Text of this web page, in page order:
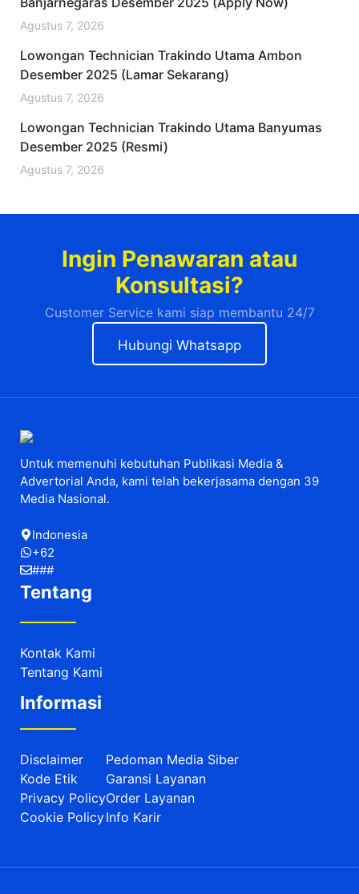
Agustus 7, 2026
Lowongan Technician Trakindo Utama Ambon
Desember 2025 (Lamar Sekarang)
Agustus 7, 2026
Lowongan Technician Trakindo Utama Banyumas
Desember 2025 (Resmi)
Agustus 7, 2026
Ingin Penawaran atau
Konsultasi?
Customer Service kami siap membantu 24/7
Hubungi Whatsapp
Untuk memenuhi kebutuhan Publikasi Media &
Advertorial Anda, kami telah bekerjasama dengan 39
Media Nasional.
Indonesia
+62
###
Tentang
Kontak Kami
Tentang Kami
Informasi
Disclaimer
Kode Etik
Privacy Policy
Cookie Policy
Pedoman Media Siber
Garansi Layanan
Order Layanan
Info Karir